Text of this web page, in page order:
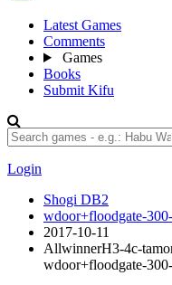
Latest Games
Comments
Games
Books
Submit Kifu
Login
Shogi DB2
wdoor+floodgate-
2017-10-11
AllwinnerH3-4c-
wdoor+floodgate-